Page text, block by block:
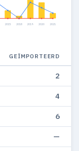
2015 2018 2019 2020 2021
GEÏMPORTEERD
2
4
6
—